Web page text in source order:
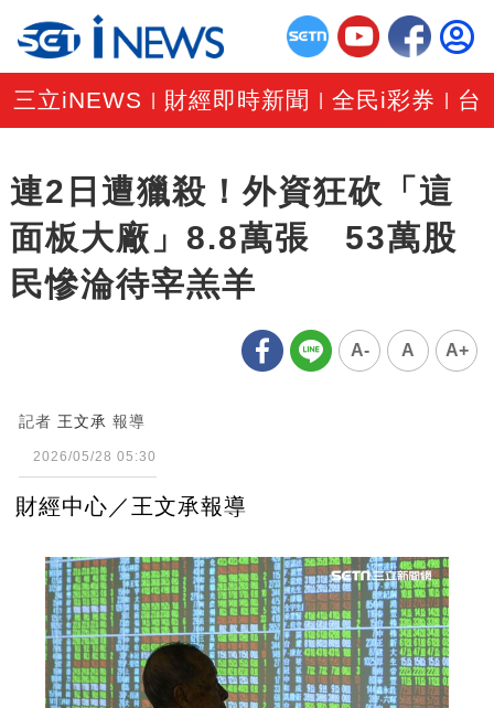
三立iNEWS 財經即時新聞 |全民i彩券 台
連2日遭獵殺！外資狂砍「這
面板大廠」8.8萬張 53萬股
民慘淪待宰羔羊
A- A A+
記者 王文承 報導
2026/05/28 05:30
財經中心／王文承報導